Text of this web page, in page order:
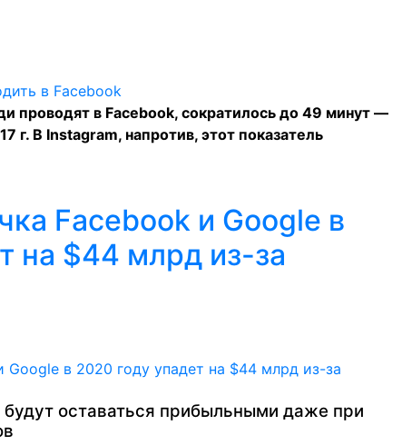
проводят в Facebook, сократилось до 49 минут —
г. В Instagram, напротив, этот показатель
Facebook и Google в
на $44 млрд из-за
оставаться прибыльными даже при